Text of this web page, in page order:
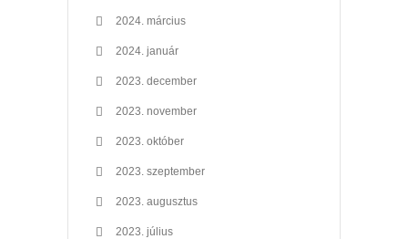
2024. március
2024. január
2023. december
2023. november
2023. október
2023. szeptember
2023. augusztus
2023. július